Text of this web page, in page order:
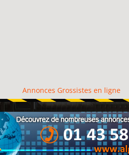
Annonces Grossistes en ligne